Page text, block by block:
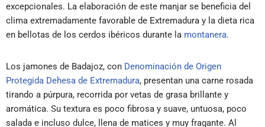
excepcionales. La elaboración de este manjar se beneficia del
clima extremadamente favorable de Extremadura y la dieta rica
en bellotas de los cerdos ibéricos durante la montanera.
Los jamones de Badajoz, con Denominación de Origen
Protegida Dehesa de Extremadura, presentan una carne rosada
tirando a púrpura, recorrida por vetas de grasa brillante y
aromática. Su textura es poco fibrosa y suave, untuosa, poco
salada e incluso dulce, llena de matices y muy fragante. Al